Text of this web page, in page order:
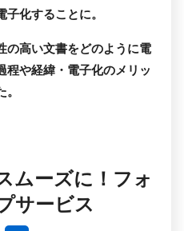
化することに。
の高い文書をどのように電
程や経緯・電子化のメリッ
ムーズに！フォ
サービス